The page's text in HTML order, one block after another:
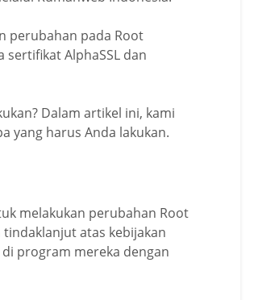
perubahan pada Root
sertifikat AlphaSSL dan
Dalam artikel ini, kami
yang harus Anda lakukan.
melakukan perubahan Root
tindaklanjut atas kebijakan
program mereka dengan